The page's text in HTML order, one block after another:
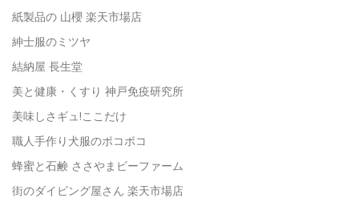
紙製品の 山櫻 楽天市場店
紳士服のミツヤ
結納屋 長生堂
美と健康・くすり 神戸免疫研究所
美味しさギュ!ここだけ
職人手作り犬服のポコポコ
蜂蜜と石鹸 ささやまビーファーム
街のダイビング屋さん 楽天市場店